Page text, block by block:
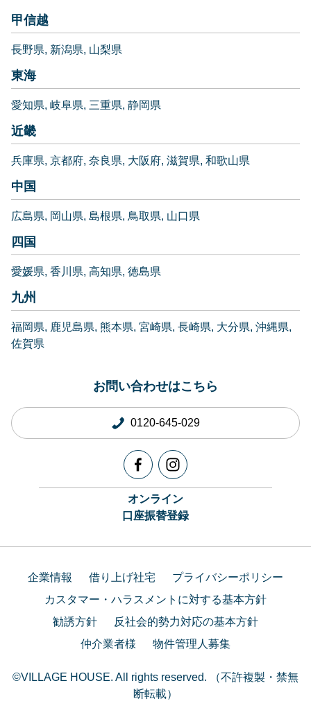
甲信越
長野県 新潟県 山梨県
東海
愛知県 岐阜県 三重県 静岡県
近畿
兵庫県 京都府 奈良県 大阪府 滋賀県 和歌山県
中国
広島県 岡山県 島根県 鳥取県 山口県
四国
愛媛県 香川県 高知県 徳島県
九州
福岡県 鹿児島県 熊本県 宮崎県 長崎県 大分県 沖縄県
佐賀県
お問い合わせはこちら
0120-645-029
オンライン
口座振替登録
企業情報 借り上げ社宅
プライバシーポリシー
カスタマー・ハラスメントに対する基本方針
勧誘方針
反社会的勢力対応の基本方針
仲介業者様
物件管理人募集
©VILLAGE HOUSE. All rights reserved. （不許複製・禁無
断転載）